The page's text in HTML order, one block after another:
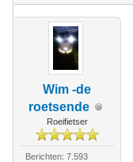
Wim -de
roetsende
Roeifietser
Berichten: 7.593